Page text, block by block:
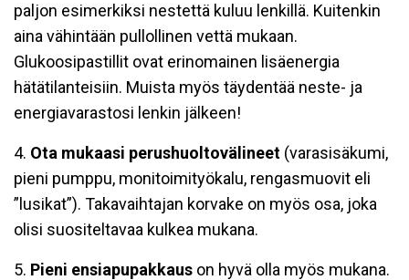
paljon esimerkiksi nestettä kuluu lenkillä. Kuitenkin
aina vähintään pullollinen vettä mukaan.
Glukoosipastillit ovat erinomainen lisäenergia
hätätilanteisiin. Muista myös täydentää neste- ja
energiavarastosi lenkin jälkeen!
4. Ota mukaasi perushuoltovälineet (varasisäkumi,
pieni pumppu, monitoimityökalu, rengasmuovit eli
”lusikat”). Takavaihtajan korvake on myös osa, joka
olisi suositeltavaa kulkea mukana.
5. Pieni ensiapupakkaus on hyvä olla myös mukana.